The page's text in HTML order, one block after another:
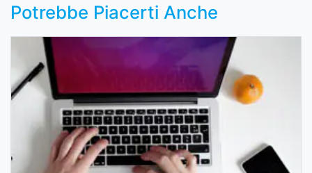
Potrebbe Piacerti Anche